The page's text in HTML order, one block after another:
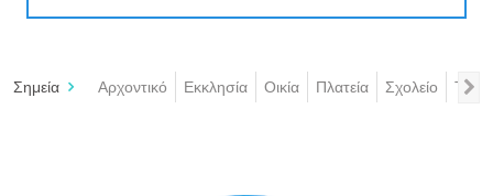
διάρκεια 40 λεπτών περίπου και είναι μικρής
δυσκολίας. Αφορά στο βορινό τμήμα της
Σημεία Αρχοντικό Εκκλησία Οικία Πλατεία Σχολείο Τζαμί